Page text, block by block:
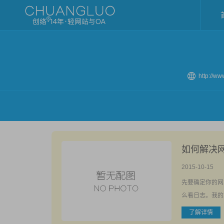
http://
如何解决
2015-10-15
先要确定你的
么看日志。我
了解详情